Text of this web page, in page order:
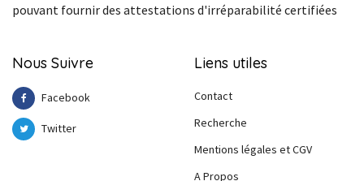
pouvant fournir des attestations d'irréparabilité certifiées
Nous Suivre
Facebook
Twitter
Liens utiles
Contact
Recherche
Mentions légales et CGV
A Propos